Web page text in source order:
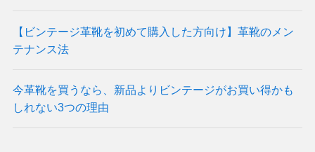
【ビンテージ革靴を初めて購入した方向け】革靴のメン
テナンス法
今革靴を買うなら、新品よりビンテージがお買い得かも
しれない3つの理由